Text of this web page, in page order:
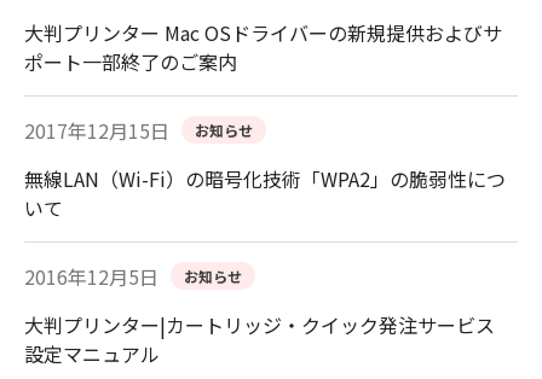
大判プリンター Mac OSドライバーの新規提供およびサ
ポート一部終了のご案内
2017年12月15日 お知らせ
無線LAN（Wi-Fi）の暗号化技術「WPA2」の脆弱性につ
いて
2016年12月5日 お知らせ
大判プリンター|カートリッジ・クイック発注サービス
設定マニュアル